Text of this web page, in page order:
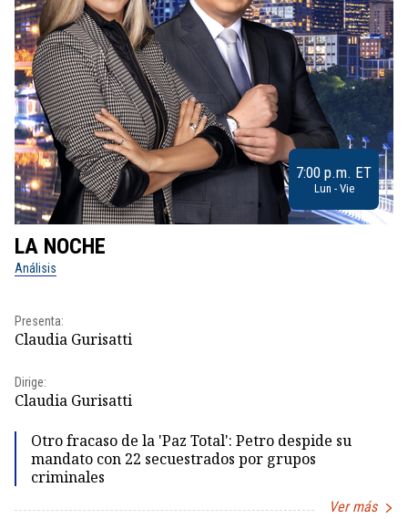
7:00 p.m. ET
Lun - Vie
LA NOCHE
Análisis
Presenta:
Claudia Gurisatti
Dirige:
Claudia Gurisatti
Otro fracaso de la 'Paz Total': Petro despide su
mandato con 22 secuestrados por grupos
criminales
Ver más